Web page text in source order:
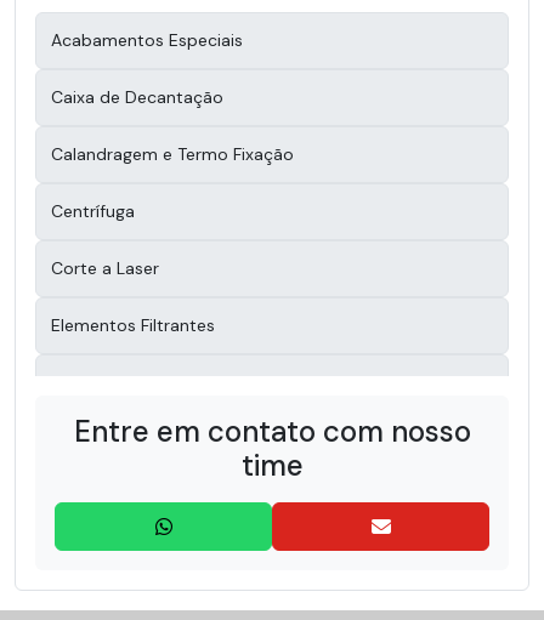
Acabamentos Especiais
Caixa de Decantação
Calandragem e Termo Fixação
Centrífuga
Corte a Laser
Elementos Filtrantes
Filtro Disco
Filtro Rotativo
Lonas para Filtro Prensa
Entre em contato com nosso
time